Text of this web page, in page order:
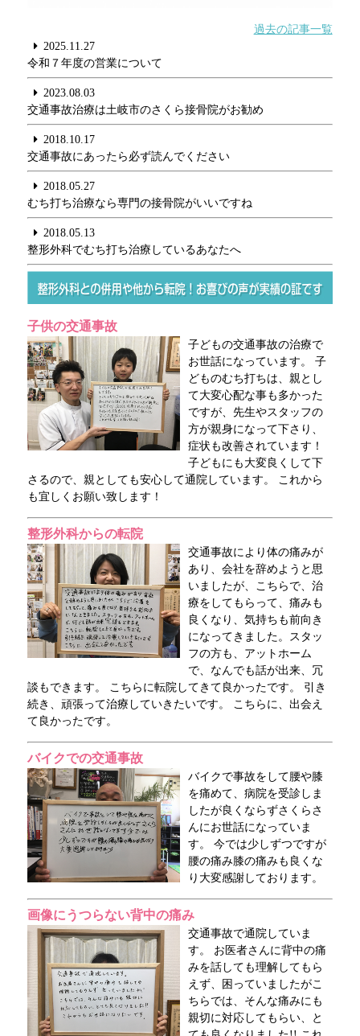
過去の記事一覧
2025.11.27
令和７年度の営業について
2023.08.03
交通事故治療は土岐市のさくら接骨院がお勧め
2018.10.17
交通事故にあったら必ず読んでください
2018.05.27
むち打ち治療なら専門の接骨院がいいですね
2018.05.13
整形外科でむち打ち治療しているあなたへ
子供の交通事故
子どもの交通事故の治療で
お世話になっています。 子
どものむち打ちは、親とし
て大変心配な事も多かった
ですが、先生やスタッフの
方が親身になって下さり、
症状も改善されています！
子どもにも大変良くして下
さるので、親としても安心して通院しています。 これから
も宜しくお願い致します！
整形外科からの転院
交通事故により体の痛みが
あり、会社を辞めようと思
いましたが、こちらで、治
療をしてもらって、痛みも
良くなり、気持ちも前向き
になってきました。スタッ
フの方も、アットホーム
で、なんでも話が出来、冗
談もできます。 こちらに転院してきて良かったです。 引き
続き、頑張って治療していきたいです。 こちらに、出会え
て良かったです。
バイクでの交通事故
バイクで事故をして腰や膝
を痛めて、病院を受診しま
したが良くならずさくらさ
んにお世話になっていま
す。 今では少しずつですが
腰の痛み膝の痛みも良くな
り大変感謝しております。
画像にうつらない背中の痛み
交通事故で通院していま
す。 お医者さんに背中の痛
みを話しても理解してもら
えず、困っていましたがこ
ちらでは、そんな痛みにも
親切に対応してもらい、と